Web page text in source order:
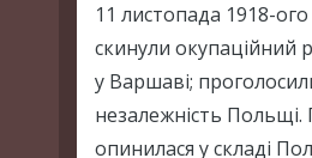
11 листопада 1918-
скинули окупаційний
у Варшаві;
незалежність Польщі.
опинилася у складі